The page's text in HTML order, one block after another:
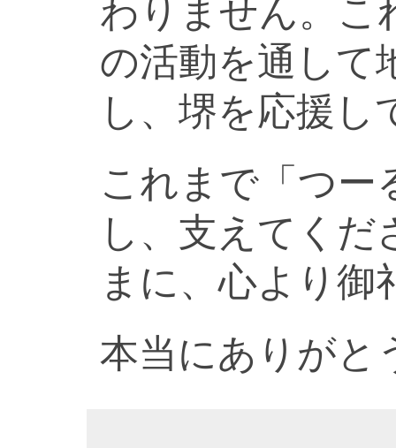
わりません。こ
の活動を通して
し、堺を応援し
これまで「つー
し、支えてく
まに、心より御
本当にありがと